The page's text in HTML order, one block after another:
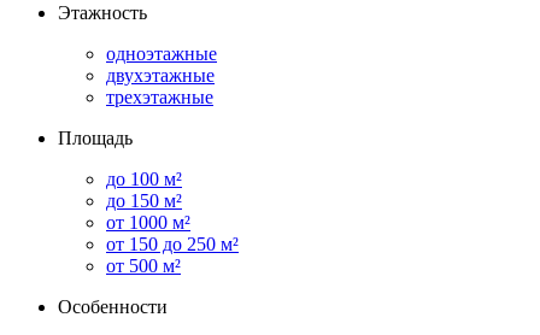
Этажность
одноэтажные
двухэтажные
трехэтажные
Площадь
до 100 м²
до 150 м²
от 1000 м²
от 150 до 250 м²
от 500 м²
Особенности